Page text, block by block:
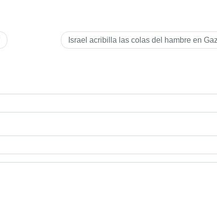
Israel acribilla las colas del hambre en